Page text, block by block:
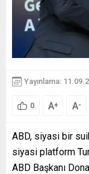
Yayınlama:
0 A+ A-
ABD, siyasi bir
siyasi platform
ABD Başkanı